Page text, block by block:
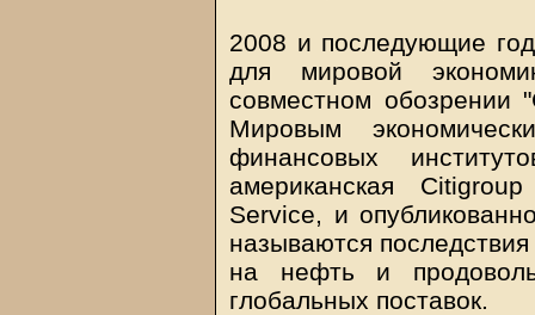
2008 и последующие
для мировой
совместном обозрении
Мировым
финансовых
американская
Service, и
называются
на нефть и
глобальных поставок.